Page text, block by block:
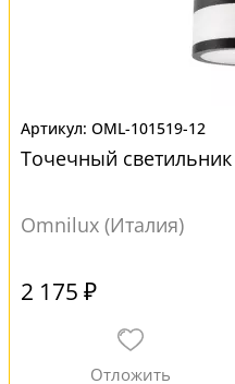
OML-101519-12
Точечный
Omnilux (Италия)
2 175 ₽